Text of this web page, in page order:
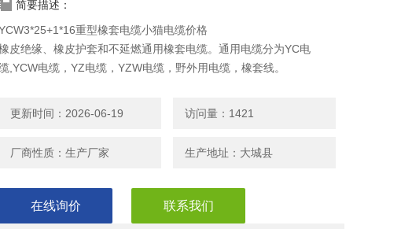
简要描述：
重型橡套电缆小猫电缆价格
皮绝缘、橡皮护套和不延燃通用橡套电缆。通用电缆分为YC电
,YCW电缆，YZ电缆，YZW电缆，野外用电缆，橡套线。
更新时间：2026-06-19 访问量：1421
厂商性质：生产厂家 生产地址：大城县
在线询价 联系我们